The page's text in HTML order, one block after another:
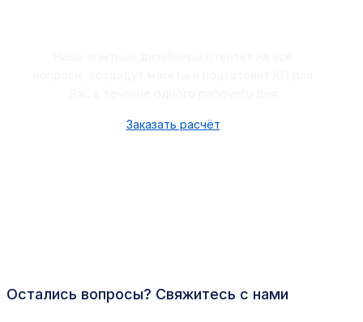
Заказать расчёт
Остались вопросы? Свяжитесь с нами